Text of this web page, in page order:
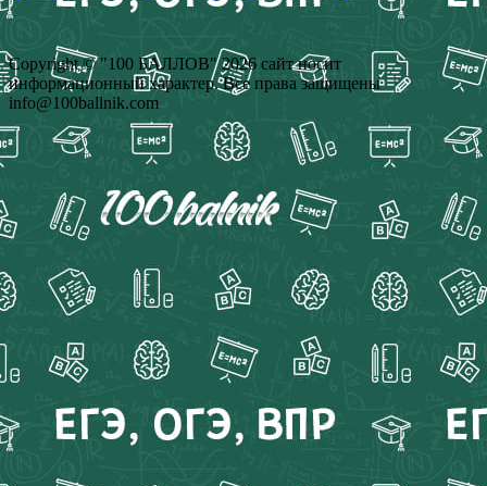
Copyright © "100 БАЛЛОВ" 2026 сайт носит
информационный характер. Все права защищены
info@100ballnik.com